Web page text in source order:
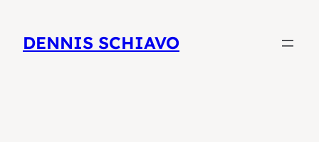
DENNIS SCHIAVO